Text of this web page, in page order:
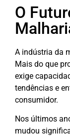
O
A indústria da
Mais do que
exige
tendências e
consumidor.
Nos últimos
mudou